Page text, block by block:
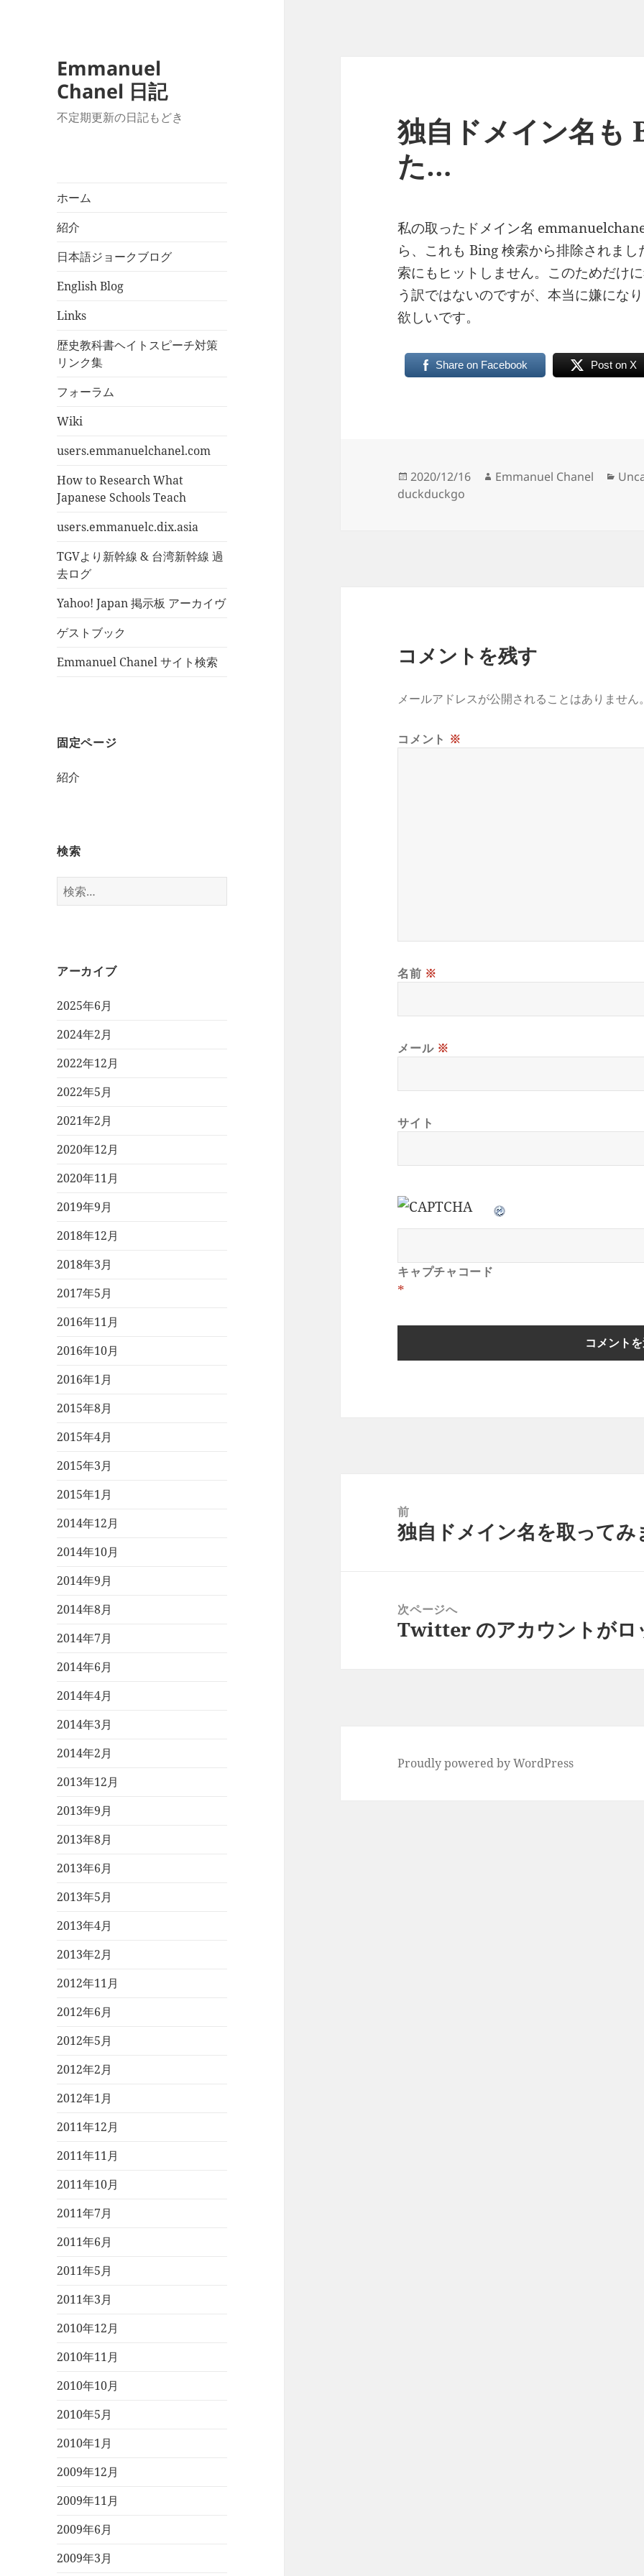
Emmanuel
Chanel 日記
不定期更新の日記もどき
ホーム
紹介
日本語ジョークブログ
English Blog
Links
歴史教科書ヘイトスピーチ対策
リンク集
フォーラム
Wiki
users.emmanuelchanel.com
How to Research What
Japanese Schools Teach
users.emmanuelc.dix.asia
TGVより新幹線 & 台湾新幹線 過
去ログ
Yahoo! Japan 掲示板 アーカイヴ
ゲストブック
Emmanuel Chanel サイト検索
固定ページ
紹介
検索
検
索:
アーカイブ
2025年6月
2024年2月
2022年12月
2022年5月
2021年2月
2020年12月
2020年11月
2019年9月
2018年12月
2018年3月
2017年5月
2016年11月
2016年10月
2016年1月
2015年8月
2015年4月
2015年3月
2015年1月
2014年12月
2014年10月
2014年9月
2014年8月
2014年7月
2014年6月
2014年4月
2014年3月
2014年2月
2013年12月
2013年9月
2013年8月
2013年6月
2013年5月
2013年4月
2013年2月
2012年11月
2012年6月
2012年5月
2012年2月
2012年1月
2011年12月
2011年11月
2011年10月
2011年7月
2011年6月
2011年5月
2011年3月
2010年12月
2010年11月
2010年10月
2010年5月
2010年1月
2009年12月
2009年11月
2009年6月
2009年3月
独自ドメイン名も
た…
私の取ったドメイン名
ら、これも Bing 検索から排除されま
索にもヒットしません。このためだけ
う訳ではないのですが、本当に嫌にな
欲しいです。
Share on Facebook Post on X
投
稿
2020/12/16
作
Emmanuel Chanel
カ
duckduckgo
コメントを残す
メールアドレスが公開されることはありません
コメント ※
名前 ※
メール ※
サイト
キャプチャコード
*
前
前
独自ドメイン名を取ってみ
次ページへ
次
Twitter のアカウントがロ
Proudly powered by WordPress